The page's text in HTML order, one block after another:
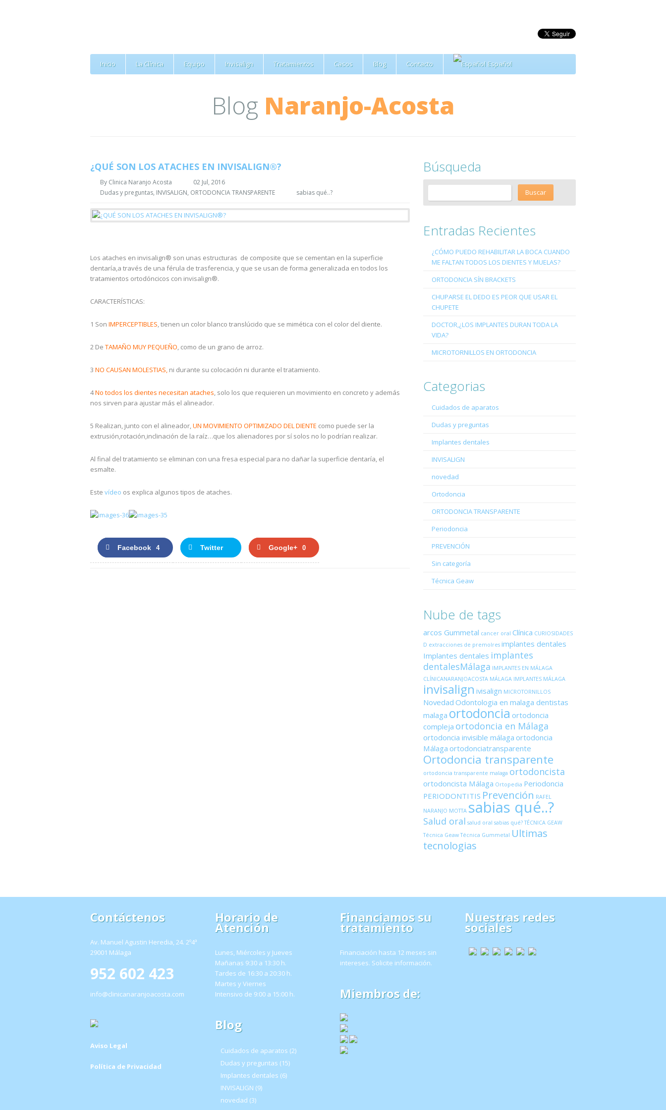
Inicio La Clínica Equipo Invisalign Tratamientos Casos Blog Contacto Español
Blog Naranjo-Acosta
¿QUÉ SON LOS ATACHES EN INVISALIGN®?
By Clinica Naranjo Acosta
02 Jul, 2016
Dudas y preguntas, INVISALIGN, ORTODONCIA TRANSPARENTE sabias qué..?
Los ataches en invisalign® son unas estructuras de composite que se cementan en la superficie
dentaría,a través de una férula de trasferencia, y que se usan de forma generalizada en todos los
tratamientos ortodóncicos con invisalign®.
CARACTERÍSTICAS:
1 Son IMPERCEPTIBLES, tienen un color blanco translúcido que se mimética con el color del diente.
2 De TAMAÑO MUY PEQUEÑO, como de un grano de arroz.
3 NO CAUSAN MOLESTIAS, ni durante su colocación ni durante el tratamiento.
4No todos los dientes necesitan ataches, solo los que requieren un movimiento en concreto y además
nos sirven para ajustar más el alineador.
5 Realizan, junto con el alineador,UN MOVIMIENTO OPTIMIZADO DEL DIENTE como puede ser la
extrusión,rotación,inclinación de la raíz…que los alienadores por sí solos no lo podrían realizar.
Al final del tratamiento se eliminan con una fresa especial para no dañar la superficie dentaría, el
esmalte.
Este vídeo os explica algunos tipos de ataches.
Facebook 4 Twitter Google+ 0
Búsqueda
Entradas Recientes
¿CÓMO PUEDO REHABILITAR LA BOCA CUANDO
ME FALTAN TODOS LOS DIENTES Y MUELAS?
ORTODONCIA SÍN BRACKETS
CHUPARSE EL DEDO ES PEOR QUE USAR EL
CHUPETE
DOCTOR,¿LOS IMPLANTES DURAN TODA LA
VIDA?
MICROTORNILLOS EN ORTODONCIA
Categorias
Cuidados de aparatos
Dudas y preguntas
Implantes dentales
INVISALIGN
novedad
Ortodoncia
ORTODONCIA TRANSPARENTE
Periodoncia
PREVENCIÓN
Sin categoría
Técnica Geaw
Nube de tags
arcos Gummetal cancer oral Clínica CURIOSIDADES
D extracciones de premolres implantes dentales
Implantes dentales implantes
dentalesMálaga IMPLANTES EN MÁLAGA
CLÍNICANARANJOACOSTA MÁLAGA IMPLANTES MÁLAGA
invisalign ivisalign MICROTORNILLOS
Novedad Odontologia en malaga dentistas
malaga ortodoncia ortodoncia
compleja ortodoncia en Málaga
ortodoncia invisible málaga ortodoncia
Málaga ortodonciatransparente
Ortodoncia transparente
ortodoncia transparente malaga ortodoncista
ortodoncista Málaga Ortopedia Periodoncia
PERIODONTITIS Prevención RAFEL
NARANJO MOTTA sabias qué..?
Salud oral salud oral sabias qué? TÉCNICA GEAW
Técnica Geaw Técnica Gummetal Ultimas
tecnologias
Contáctenos
Av. Manuel Agustin Heredia, 24. 2º4ª
29001 Málaga
952 602 423
info@clinicanaranjoacosta.com
Aviso Legal
Política de Privacidad
Horario de
Atención
Lunes, Miércoles y Jueves
Mañanas 9:30 a 13:30 h.
Tardes de 16:30 a 20:30 h.
Martes y Viernes
Intensivo de 9:00 a 15:00 h.
Blog
Cuidados de aparatos (2)
Dudas y preguntas (15)
Implantes dentales (6)
INVISALIGN (9)
novedad (3)
Financiamos su
tratamiento
Financiación hasta 12 meses sin
intereses. Solicite información.
Miembros de:
Nuestras redes
sociales